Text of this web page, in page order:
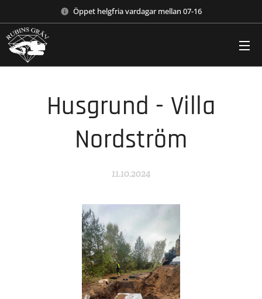
Öppet helgfria vardagar mellan 07-16
Husgrund - Villa
Nordström
11.10.2024